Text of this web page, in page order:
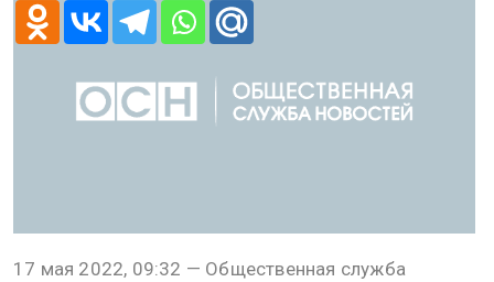
17 мая 2022, 09:32 — Общественная служба